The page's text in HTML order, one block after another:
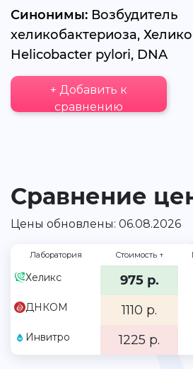
Синонимы: Возбудитель
хеликобактериоза,
Helicobacter pylori, DNA
+ Добавить к
сравнению
Сравнение
Цены обновлены: 06.08.2026
Лаборатория Стоимость ↑
Хеликс 975 р.
ДНКОМ 1110 р.
Инвитро 1225 р.